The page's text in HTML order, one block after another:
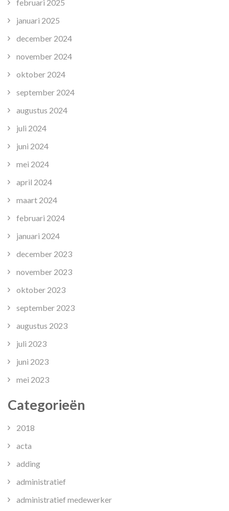
februari 2025
januari 2025
december 2024
november 2024
oktober 2024
september 2024
augustus 2024
juli 2024
juni 2024
mei 2024
april 2024
maart 2024
februari 2024
januari 2024
december 2023
november 2023
oktober 2023
september 2023
augustus 2023
juli 2023
juni 2023
mei 2023
Categorieën
2018
acta
adding
administratief
administratief medewerker